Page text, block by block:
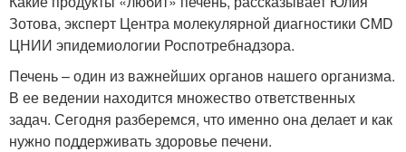
Зотова, эксперт Центра молекулярной диагностики CMD
ЦНИИ эпидемиологии Роспотребнадзора.
Печень – один из важнейших органов нашего организма.
В ее ведении находится множество ответственных
задач. Сегодня разберемся, что именно она делает и как
нужно поддерживать здоровье печени.